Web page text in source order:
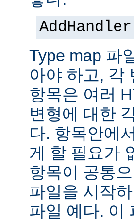
Type map 파
아야 하고, 각
항목은 여러
변형에 대한
다. 항목안에
게 할 필요가
항목이 공통
파일을 시작
파일 예다. 이